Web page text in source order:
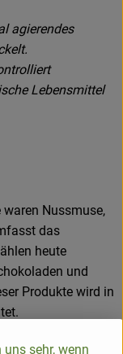
agierendes
Lebensmittel
waren Nussmuse,
das
heute
und
Produkte wird in
uns sehr, wenn